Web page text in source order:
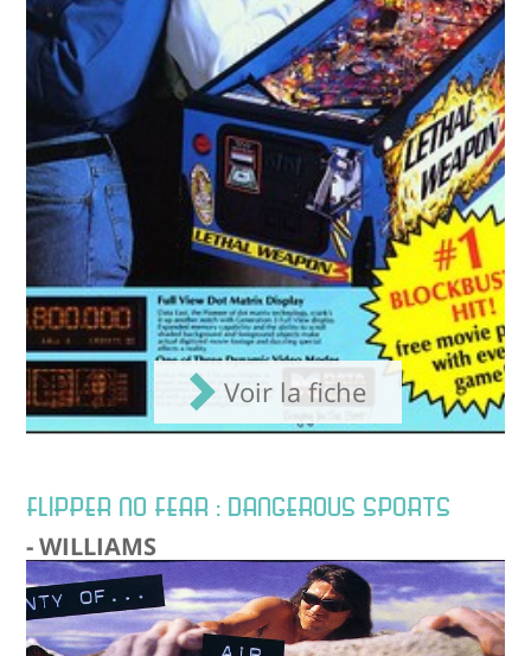
Voir la fiche
FLIPPER NO FEAR : DANGEROUS SPORTS
- WILLIAMS